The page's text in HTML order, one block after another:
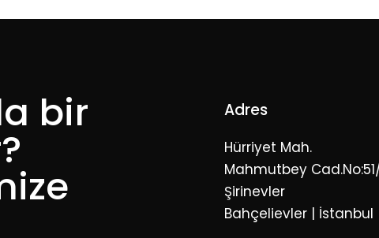
bir Adres
Hürriyet Mah.
Mahmutbey
Şirinevler
Bahçelievler | İstanbul